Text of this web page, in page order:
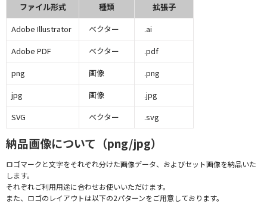
ファイル形式 種類
拡張子
Adobe Illustrator
ベクター
.ai
Adobe PDF
ベクター
.pdf
png
画像
.png
jpg
画像
.jpg
SVG
ベクター .svg
納品画像について（png/jpg）
ロゴマークと文字をそれぞれ分けた画像データ、およびセット画像を納品いた
します。
それぞれご利用用途に合わせお使いいただけます。
また、ロゴのレイアウトは以下の2パターンをご用意しております。